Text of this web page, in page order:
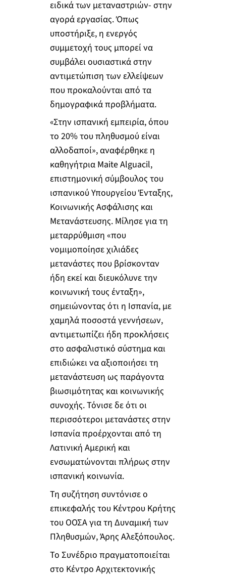
ειδικά των μεταναστριών- στην
αγορά εργασίας. Όπως
υποστήριξε, η ενεργός
συμμετοχή τους μπορεί να
συμβάλει ουσιαστικά στην
αντιμετώπιση των ελλείψεων
που προκαλούνται από τα
δημογραφικά προβλήματα.
«Στην ισπανική εμπειρία, όπου
το 20% του πληθυσμού είναι
αλλοδαποί», αναφέρθηκε η
καθηγήτρια Maite Alguacil,
επιστημονική σύμβουλος του
ισπανικού Υπουργείου Ένταξης,
Κοινωνικής Ασφάλισης και
Μετανάστευσης. Μίλησε για τη
μεταρρύθμιση «που
νομιμοποίησε χιλιάδες
μετανάστες που βρίσκονταν
ήδη εκεί και διευκόλυνε την
κοινωνική τους ένταξη»,
σημειώνοντας ότι η Ισπανία, με
χαμηλά ποσοστά γεννήσεων,
αντιμετωπίζει ήδη προκλήσεις
στο ασφαλιστικό σύστημα και
επιδιώκει να αξιοποιήσει τη
μετανάστευση ως παράγοντα
βιωσιμότητας και κοινωνικής
συνοχής. Τόνισε δε ότι οι
περισσότεροι μετανάστες στην
Ισπανία προέρχονται από τη
Λατινική Αμερική και
ενσωματώνονται πλήρως στην
ισπανική κοινωνία.
Τη συζήτηση συντόνισε ο
επικεφαλής του Κέντρου Κρήτης
του ΟΟΣΑ για τη Δυναμική των
Πληθυσμών, Άρης Αλεξόπουλος.
Το Συνέδριο πραγματοποιείται
στο Κέντρο Αρχιτεκτονικής